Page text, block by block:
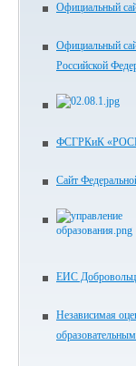
Официальный
Официальный
Российской
ФСГРКиК
Сайт
ЕИС
Независимая